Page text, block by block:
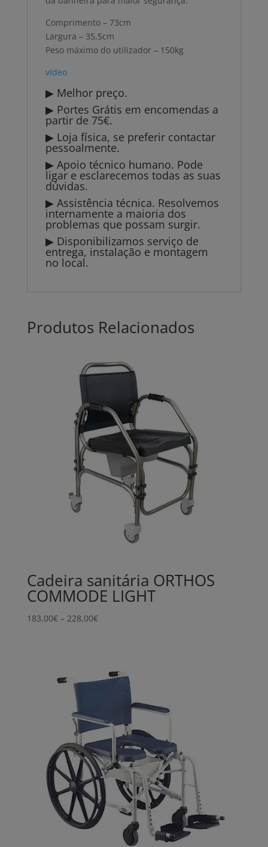
Comprimento – 73cm
Largura – 35,5cm
Peso máximo do utilizador – 150kg
vídeo
▶ Melhor preço.
▶ Portes Grátis em encomendas a
partir de 75€.
▶ Loja física, se preferir contactar
pessoalmente.
▶ Apoio técnico humano. Pode
ligar e esclarecemos todas as suas
dúvidas.
▶ Assistência técnica. Resolvemos
internamente a maioria dos
problemas que possam surgir.
▶ Disponibilizamos serviço de
entrega, instalação e montagem
no local.
Produtos Relacionados
Cadeira sanitária ORTHOS
COMMODE LIGHT
183,00€ – 228,00€Price
228,00€